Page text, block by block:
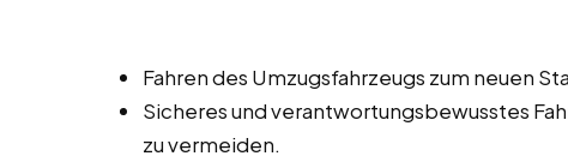
Fahren des Umzugsfahrzeugs zum neuen
Sicheres und verantwortungsbewusstes
zu vermeiden.